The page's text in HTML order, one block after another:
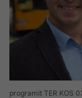
programit TER KOS